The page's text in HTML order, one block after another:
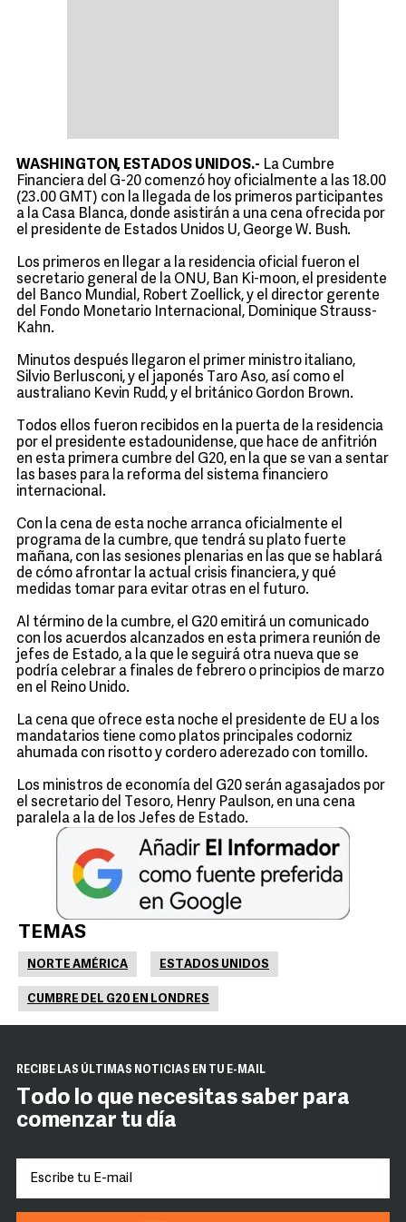
WASHINGTON, ESTADOS UNIDOS.- La Cumbre
Financiera del G-20 comenzó hoy oficialmente a las 18.00
(23.00 GMT) con la llegada de los primeros participantes
a la Casa Blanca, donde asistirán a una cena ofrecida por
el presidente de Estados Unidos U, George W. Bush.
Los primeros en llegar a la residencia oficial fueron el
secretario general de la ONU, Ban Ki-moon, el presidente
del Banco Mundial, Robert Zoellick, y el director gerente
del Fondo Monetario Internacional, Dominique Strauss-
Kahn.
Minutos después llegaron el primer ministro italiano,
Silvio Berlusconi, y el japonés Taro Aso, así como el
australiano Kevin Rudd, y el británico Gordon Brown.
Todos ellos fueron recibidos en la puerta de la residencia
por el presidente estadounidense, que hace de anfitrión
en esta primera cumbre del G20, en la que se van a sentar
las bases para la reforma del sistema financiero
internacional.
Con la cena de esta noche arranca oficialmente el
programa de la cumbre, que tendrá su plato fuerte
mañana, con las sesiones plenarias en las que se hablará
de cómo afrontar la actual crisis financiera, y qué
medidas tomar para evitar otras en el futuro.
Al término de la cumbre, el G20 emitirá un comunicado
con los acuerdos alcanzados en esta primera reunión de
jefes de Estado, a la que le seguirá otra nueva que se
podría celebrar a finales de febrero o principios de marzo
en el Reino Unido.
La cena que ofrece esta noche el presidente de EU a los
mandatarios tiene como platos principales codorniz
ahumada con risotto y cordero aderezado con tomillo.
Los ministros de economía del G20 serán agasajados por
el secretario del Tesoro, Henry Paulson, en una cena
paralela a la de los Jefes de Estado.
TEMAS
NORTE AMÉRICA ESTADOS UNIDOS
CUMBRE DEL G20 EN LONDRES
RECIBE LAS ÚLTIMAS NOTICIAS EN TU E-MAIL
Todo lo que necesitas saber para
comenzar tu día